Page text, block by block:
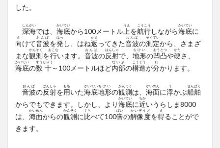
した。
深海
しんかい
では、 海底
かいてい
から100メートル 上
うえ
を航行
こうこう
しながら海底
かいてい
に
向
む
けて音波
おんぱ
を発
はっ
し、はね返
かえ
ってきた音波
おんぱ
の測定
そくてい
から、さまざ
まな観測
かんそく
を行
おこな
います。 音波
おんぱ
の反射
はんしゃ
で、 地形
ちけい
の凹凸
おうとつ
や硬
かた
さ、
海底
かいてい
の数
すう
十
じゅう
～100メートルほど内部
ないぶ
の構造
こうぞう
が分
わ
かります。
音波
おんぱ
の反射
はんしゃ
を用
もち
いた海底
かいてい
地形
ちけい
の観測
かんそく
は、 海面
かいめん
に浮
う
かぶ船舶
せんぱく
からでもできます。しかし、より海底
かいてい
に近
ちか
いうらしま8000
は、 海面
かいめん
からの観測
かんそく
に比
くら
べて100倍
ばい
の解像度
かいぞうど
を得
え
ることがで
きます。